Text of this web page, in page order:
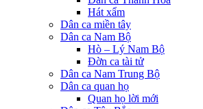
Hát xẩm
Dân ca miền tây
Dân ca Nam Bộ
Hò – Lý Nam Bộ
Đờn ca tài tử
Dân ca Nam Trung Bộ
Dân ca quan họ
Quan họ lời mới